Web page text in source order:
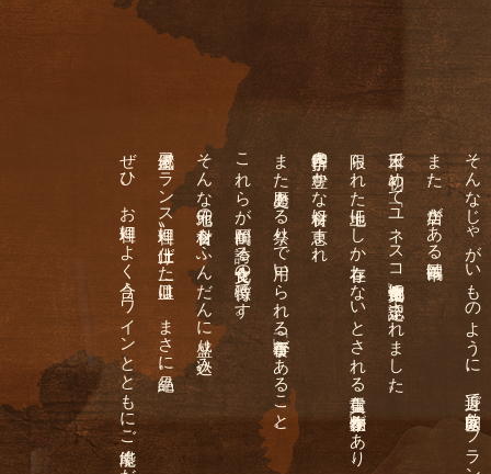
また、当店がある鶴岡市は、
日本で初めて「ユネスコ食文化創造都市」に認定されました。
限られた土地にしか存在しないとされる貴重な「在来作物」があり、
四季折々の豊かな食材に恵まれ、
また歴史ある祭りで用いられる「行事食」があること。
これらが鶴岡が誇る食文化の特徴です。
そんな地元の食材をふんだんに盛り込み、
〝郷土風フランス料理〟に仕上げた一皿は、まさに絶品。
ぜひ、お料理によく合うワインとともにご堪能ください。